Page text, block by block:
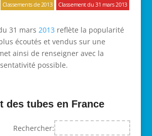
Classements de 2013 Classement du 31 mars 2013
31 mars 2013 reflète la popularité
écoutés et vendus sur une
ainsi de renseigner avec la
possible.
des tubes en France
Rechercher: